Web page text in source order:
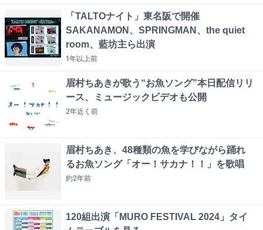
「TALTOナイト」東名阪で開催
SAKANAMON、SPRINGMAN、the quiet
room、藍坊主ら出演
1年以上前
眉村ちあきが歌う“お魚ソング”本日配信リリ
ース、ミュージックビデオも公開
2年近く 前
眉村ちあき、48種類の魚を学びながら踊れ
るお魚ソング「オー！サカナ！！」を歌唱
約2年前
120組出演「MURO FESTIVAL 2024」タイ